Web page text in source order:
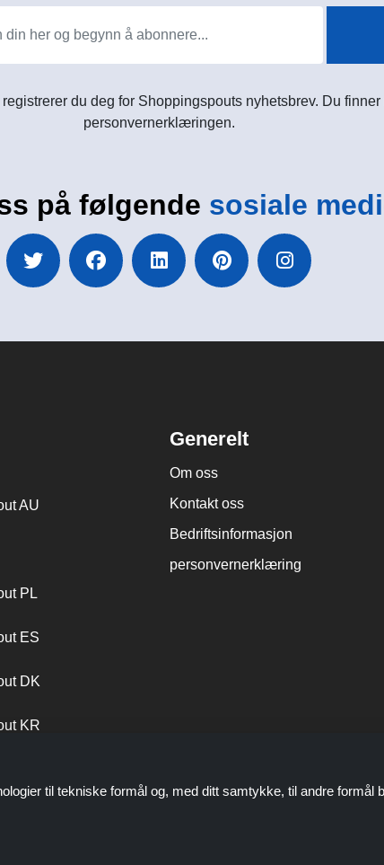
du deg for Shoppingspouts nyhetsbrev. Du
personvernerklæringen.
på følgende sosiale
AU
PL
ES
DK
KR
Generelt
Om oss
Kontakt oss
Bedriftsinformasjon
personvernerklæring
til tekniske formål og, med ditt samtykke, til andre formål